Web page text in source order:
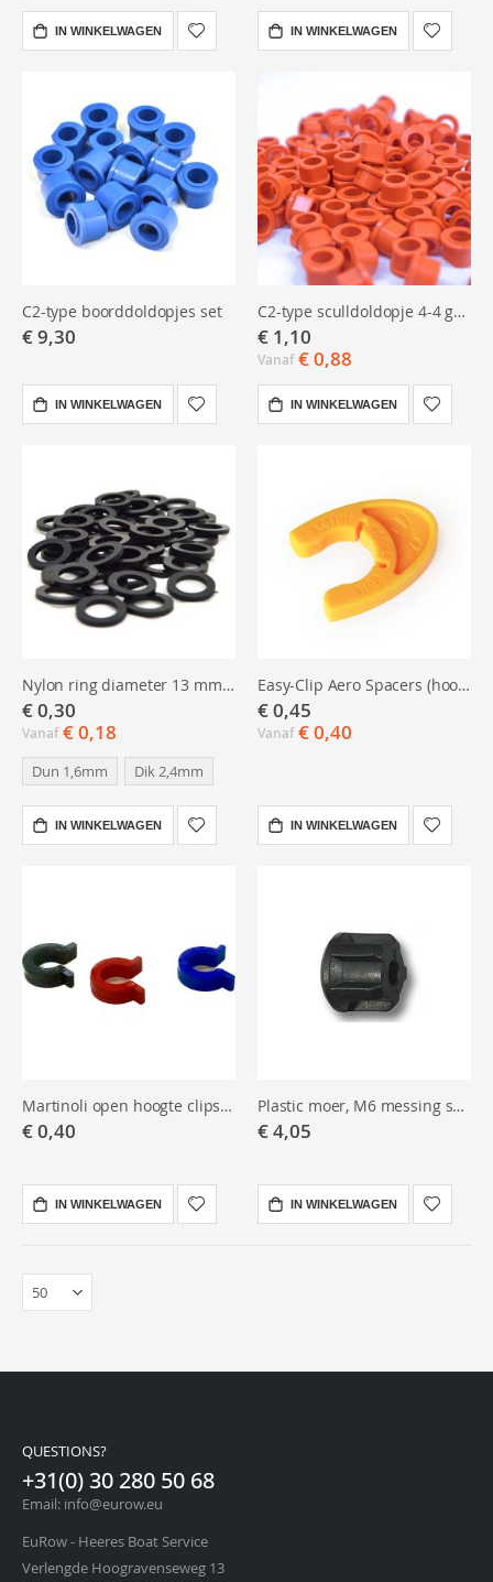
IN WINKELWAGEN IN WINKELWAGEN
C2-type boorddoldopjes set
€ 9,30
IN WINKELWAGEN
C2-type sculldoldopje 4-4 graden
€ 1,10
Vanaf € 0,88
IN WINKELWAGEN
Nylon ring diameter 13 mm, dik of dun
€ 0,30
Vanaf € 0,18
Dun 1,6mm Dik 2,4mm
IN WINKELWAGEN
Easy-Clip Aero Spacers (hoogte clips, alleen voor boord-dollen)
€ 0,45
Vanaf € 0,40
IN WINKELWAGEN
Martinoli open hoogte clips 7,5 mm
€ 0,40
IN WINKELWAGEN
Plastic moer, M6 messing schroefdraad
€ 4,05
IN WINKELWAGEN
QUESTIONS?
+31(0) 30 280 50 68
Email: info@eurow.eu
EuRow - Heeres Boat Service
Verlengde Hoogravenseweg 13